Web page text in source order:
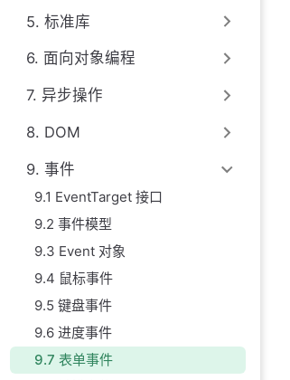
5. 标准库
6. 面向对象编程
7. 异步操作
8. DOM
9. 事件
9.1 EventTarget 接口
9.2 事件模型
9.3 Event 对象
9.4 鼠标事件
9.5 键盘事件
9.6 进度事件
9.7 表单事件